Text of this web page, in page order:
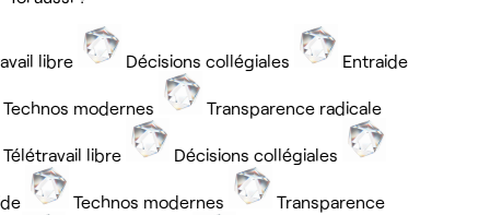
libre Décisions collégiales Entraide
modernes Transparence radicale
libre Décisions collégiales
Technos modernes Transparence